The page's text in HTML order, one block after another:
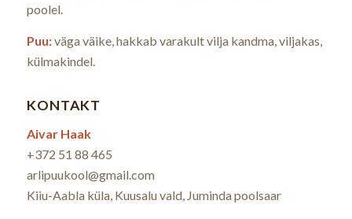
poolel.
Puu:väga väike, hakkab varakult vilja kandma, viljakas,
külmakindel.
KONTAKT
Aivar Haak
+372 51 88 465
arlipuukool@gmail.com
Kiiu-Aabla küla, Kuusalu vald, Juminda poolsaar